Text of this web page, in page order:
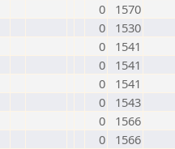
0
1570
0
1530
0
1541
0
1541
0
1541
0
1543
0
1566
0
1566